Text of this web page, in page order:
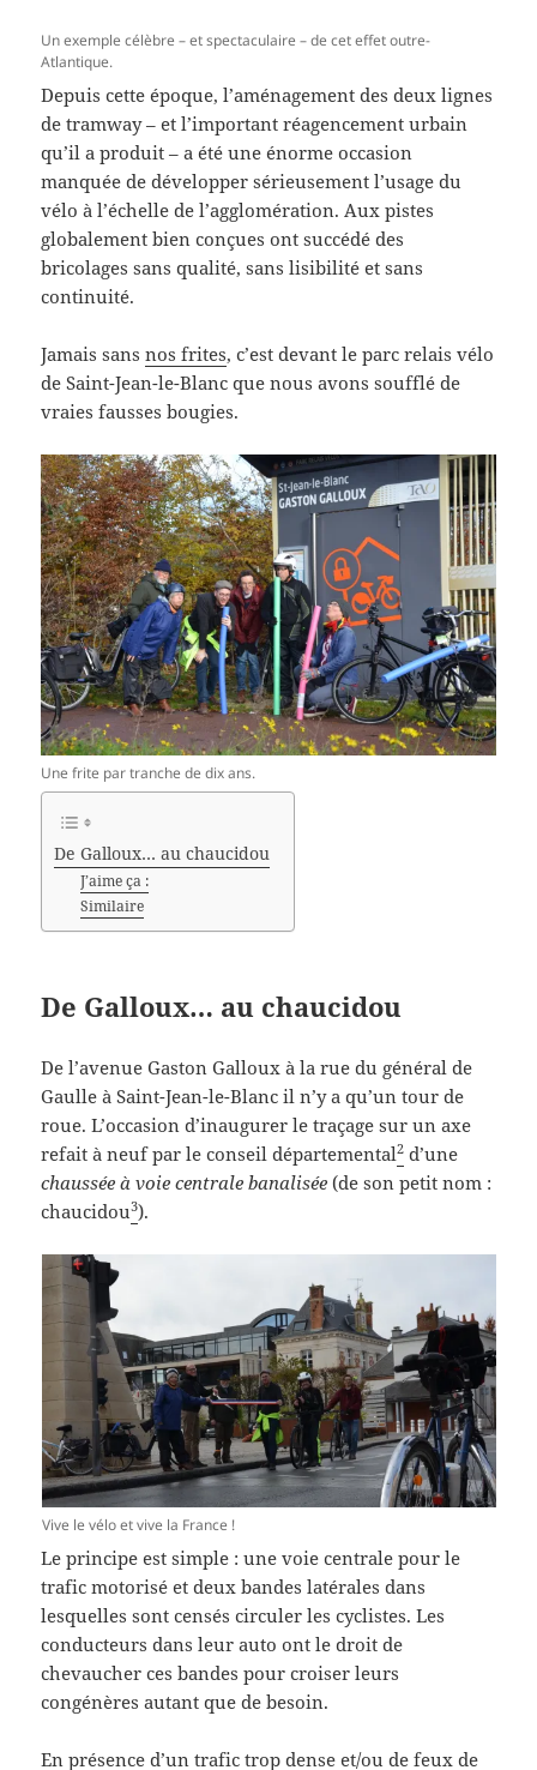
Un exemple célèbre – et spectaculaire – de cet effet outre-
Atlantique.
Depuis cette époque, l’aménagement des deux lignes
de tramway – et l’important réagencement urbain
qu’il a produit – a été une énorme occasion
manquée de développer sérieusement l’usage du
vélo à l’échelle de l’agglomération. Aux pistes
globalement bien conçues ont succédé des
bricolages sans qualité, sans lisibilité et sans
continuité.
Jamais sansnos frites, c’est devant le parc relais vélo
de Saint-Jean-le-Blanc que nous avons soufflé de
vraies fausses bougies.
Une frite par tranche de dix ans.
De Galloux… au chaucidou
J’aime ça :
Similaire
De Galloux… au chaucidou
De l’avenue Gaston Galloux à la rue du général de
Gaulle à Saint-Jean-le-Blanc il n’y a qu’un tour de
roue. L’occasion d’inaugurer le traçage sur un axe
refait à neuf par le conseil départemental2 d’une
chaussée à voie centrale banalisée (de son petit nom :
chaucidou3).
Vive le vélo et vive la France !
Le principe est simple : une voie centrale pour le
trafic motorisé et deux bandes latérales dans
lesquelles sont censés circuler les cyclistes. Les
conducteurs dans leur auto ont le droit de
chevaucher ces bandes pour croiser leurs
congénères autant que de besoin.
En présence d’un trafic trop dense et/ou de feux de